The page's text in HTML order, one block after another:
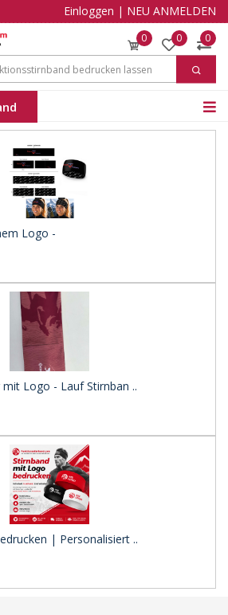
Einloggen | NEU ANMELDEN
0 0 0
Logo -
Logo - Lauf Stirnban ..
| Personalisiert ..